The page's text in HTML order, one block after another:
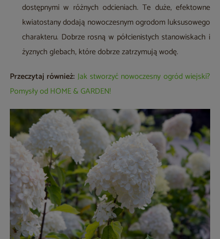
dostępnymi w różnych odcieniach. Te duże, efektowne
kwiatostany dodają nowoczesnym ogrodom luksusowego
charakteru. Dobrze rosną w półcienistych stanowiskach i
żyznych glebach, które dobrze zatrzymują wodę.
Przeczytaj również: Jak stworzyć nowoczesny ogród wiejski?
Pomysły od HOME & GARDEN!